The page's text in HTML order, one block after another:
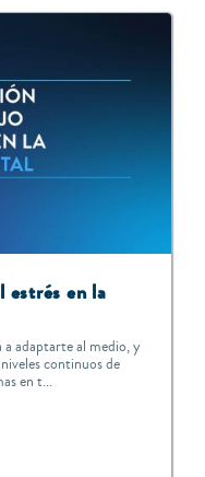
estrés en la
a adaptarte al medio, y
continuos de
en t...